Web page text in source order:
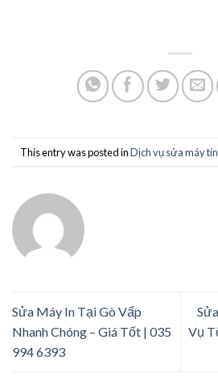
This entry was posted inDịch vụ sửa máy
Sửa Máy In Tại Gò Vấp
Nhanh Chóng – Giá Tốt | 035
994 6393
Vụ